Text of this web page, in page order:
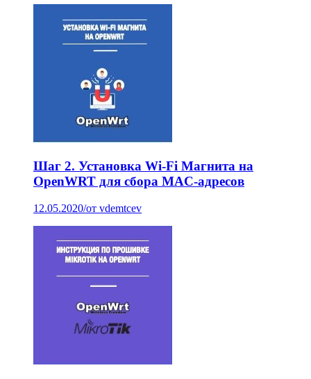
Шаг 2. Установка Wi-Fi Магнита на
OpenWRT для сбора MAC-адресов
12.05.2020/от vdemtcev